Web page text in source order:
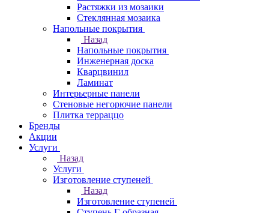
Растяжки из мозаики
Стеклянная мозаика
Напольные покрытия
Назад
Напольные покрытия
Инженерная доска
Кварцвинил
Ламинат
Интерьерные панели
Стеновые негорючие панели
Плитка терраццо
Бренды
Акции
Услуги
Назад
Услуги
Изготовление ступеней
Назад
Изготовление ступеней